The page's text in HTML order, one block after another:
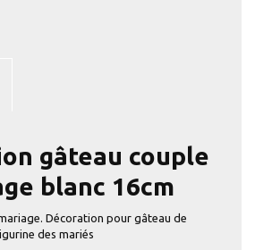
gâteau couple
blanc 16cm
Décoration pour gâteau de
des mariés